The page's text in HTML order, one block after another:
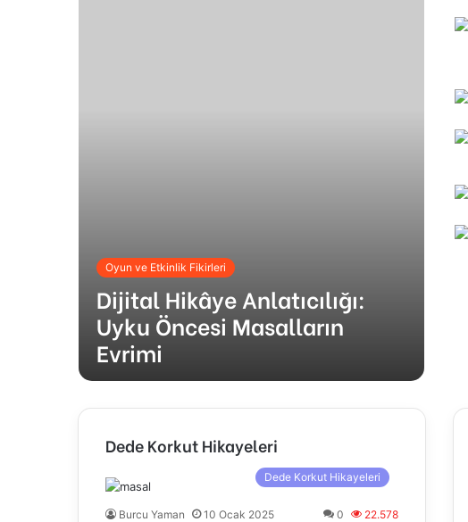
Oyun ve Etkinlik Fikirleri
Dijital Hikâye Anlatıcılığı:
Uyku Öncesi Masalların
Evrimi
Dede Korkut Hikayeleri
Dede Korkut Hikayeleri
Burcu Yaman 10 Ocak 2025 0 22.578